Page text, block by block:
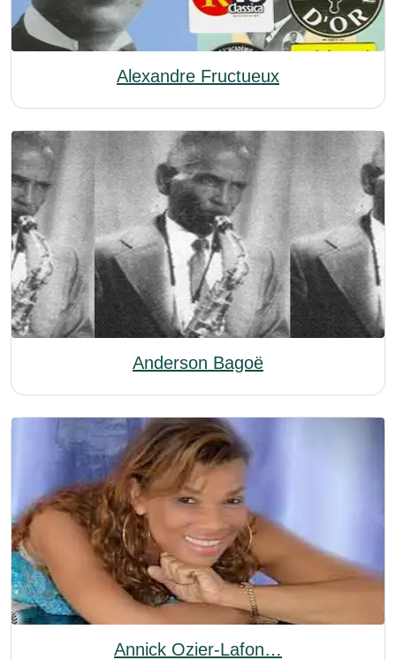
Alexandre Fructueux
Anderson Bagoë
Annick Ozier-Lafon…